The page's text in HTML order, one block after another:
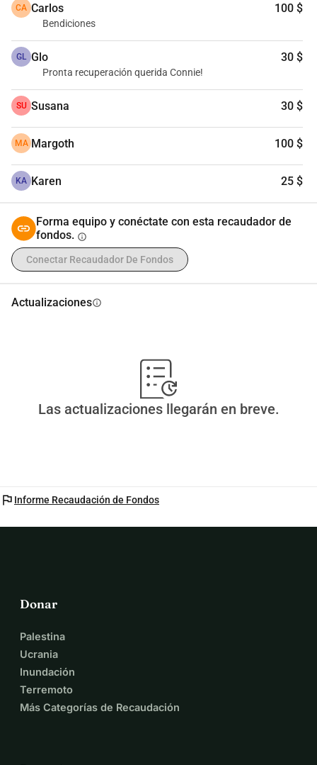
los costos. Agradecemos de corazón sus aportes. Connie
pronto saldrá fortalecida de este desafío. Mientras, su
apoyo nos brindará un gran alivio para atravesar estos
días tensos de su recuperación.
CA Carlos 100 $
Bendiciones
GL Glo 30 $
Pronta recuperación querida Connie!
SU Susana 30 $
MA Margoth 100 $
KA Karen 25 $
Forma equipo y conéctate con esta recaudador de
fondos. info
Conectar Recaudador De Fondos
Actualizacionesinfo
Las actualizaciones llegarán en breve.
flag Informe Recaudación de Fondos
Donar
Palestina
Ucrania
Inundación
Terremoto
Más Categorías de Recaudación